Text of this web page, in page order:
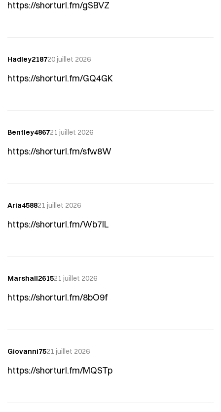
https://shorturl.fm/gSBVZ
Hadley218720 juillet 2026
https://shorturl.fm/GQ4GK
Bentley486721 juillet 2026
https://shorturl.fm/sfw8W
Aria458821 juillet 2026
https://shorturl.fm/Wb7IL
Marshall261521 juillet 2026
https://shorturl.fm/8bO9f
Giovanni7521 juillet 2026
https://shorturl.fm/MQSTp